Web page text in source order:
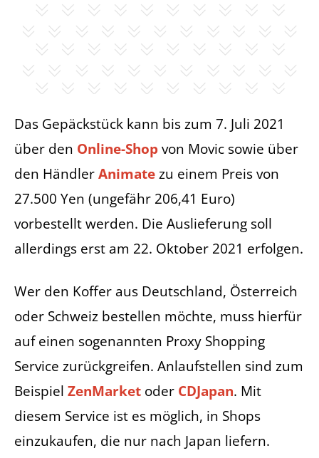
Das Gepäckstück kann bis zum 7. Juli 2021
über den Online-Shopvon Movic sowie über
den HändlerAnimatezu einem Preis von
27.500 Yen (ungefähr 206,41 Euro)
vorbestellt werden. Die Auslieferung soll
allerdings erst am 22. Oktober 2021 erfolgen.
Wer den Koffer aus Deutschland, Österreich
oder Schweiz bestellen möchte, muss hierfür
auf einen sogenannten Proxy Shopping
Service zurückgreifen. Anlaufstellen sind zum
Beispiel ZenMarket oder CDJapan. Mit
diesem Service ist es möglich, in Shops
einzukaufen, die nur nach Japan liefern.